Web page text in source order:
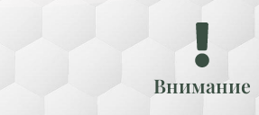
Внимание